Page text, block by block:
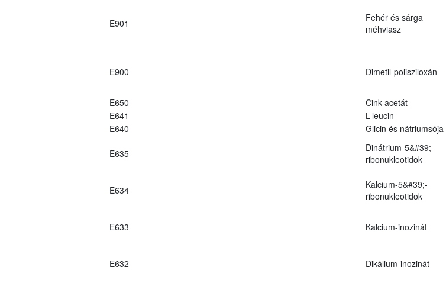
E901
Fehér és sárga
méhviasz
E900 Dimetil-polisziloxán
E650
Cink-acetát
E641
L-leucin
E640
Glicin és nátriumsója
E635
Dinátrium-5&#39;-
ribonukleotidok
E634
Kalcium-5&#39;-
ribonukleotidok
E633 Kalcium-inozinát
E632 Dikálium-inozinát